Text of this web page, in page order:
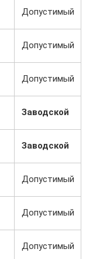
Допустимый
Допустимый
Допустимый
Заводской
Заводской
Допустимый
Допустимый
Допустимый